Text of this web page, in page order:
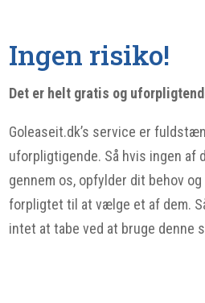
Ingen risiko!
Det er helt gratis og
Goleaseit.dk’s service er
uforpligtigende. Så hvis ingen af
gennem os, opfylder dit behov
forpligtet til at vælge et af dem.
intet at tabe ved at bruge denne